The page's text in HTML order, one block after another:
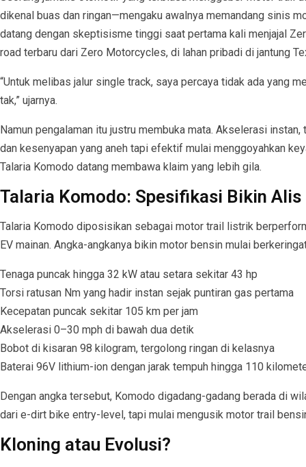
dikenal buas dan ringan—mengaku awalnya memandang sinis
datang dengan skeptisisme tinggi saat pertama kali menjajal
road terbaru dari Zero Motorcycles, di lahan pribadi di jantung
“Untuk melibas jalur single track, saya percaya tidak ada yang
tak,” ujarnya.
Namun pengalaman itu justru membuka mata. Akselerasi instan,
dan kesenyapan yang aneh tapi efektif mulai menggoyahkan
Talaria Komodo datang membawa klaim yang lebih gila.
Talaria Komodo: Spesifikasi Bikin Alis
Talaria Komodo diposisikan sebagai motor trail listrik
EV mainan. Angka-angkanya bikin motor bensin mulai
Tenaga puncak hingga 32 kW atau setara sekitar 43 hp
Torsi ratusan Nm yang hadir instan sejak puntiran gas pertama
Kecepatan puncak sekitar 105 km per jam
Akselerasi 0–30 mph di bawah dua detik
Bobot di kisaran 98 kilogram, tergolong ringan di kelasnya
Baterai 96V lithium-ion dengan jarak tempuh hingga 110
Dengan angka tersebut, Komodo digadang-gadang berada di
dari e-dirt bike entry-level, tapi mulai mengusik motor trail
Kloning atau Evolusi?